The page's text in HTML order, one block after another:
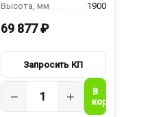
1900
69 877 ₽
− +